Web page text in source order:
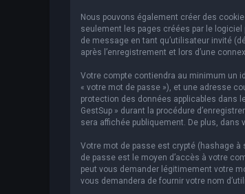
Nous pouvons également créer des
seulement les pages créées par le logiciel
de message en tant qu’utilisateur invité
après l’enregistrement et lors d’une
Votre compte contiendra au minimum un
« votre mot de passe »), et une adresse
protection des données applicables dans
GestSup » durant la procédure
sera affichée publiquement. De plus, dans
Votre mot de passe est crypté (hashage
de passe est le moyen d’accès à votre
peut vous demander légitimement votre
vous demandera de fournir votre nom